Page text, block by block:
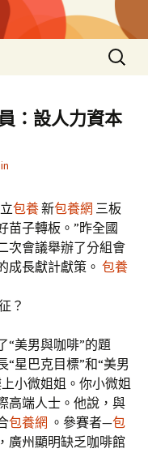
搜
尋
鍵
字:
：設人力資本
包養新包養網 三板
苗子轉板。”昨全國
次會議舉辦了分組會
成長獻計獻策。 包養
？
“美男與咖啡”的題
“星巴克目標”和“美男
小微姐姐。你小微姐
高端人士。他說，與
包養網 。參賽者—包
廣州顯明缺乏咖啡館